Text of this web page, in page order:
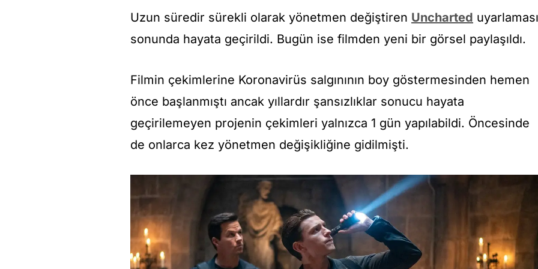
Uzun süredir sürekli olarak yönetmen değiştiren Uncharted
sonunda hayata geçirildi. Bugün ise filmden yeni bir görsel paylaşıldı.
Filmin çekimlerine Koronavirüs salgınının boy göstermesinden hemen
önce başlanmıştı ancak yıllardır şansızlıklar sonucu hayata
geçirilemeyen projenin çekimleri yalnızca 1 gün yapılabildi. Öncesinde
de onlarca kez yönetmen değişikliğine gidilmişti.